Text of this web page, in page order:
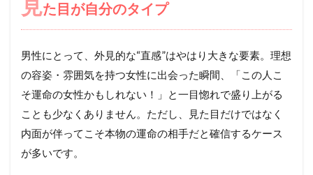
見た目が自分のタイプ
男性にとって、外見的な“直感”はやはり大きな要素。理想
の容姿・雰囲気を持つ女性に出会った瞬間、「この人こ
そ運命の女性かもしれない！」と一目惚れで盛り上がる
ことも少なくありません。ただし、見た目だけではなく
内面が伴ってこそ本物の運命の相手だと確信するケース
が多いです。